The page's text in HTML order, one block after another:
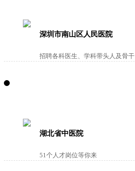
深圳市南山区人民医院
招聘各科医生、学科带头人及骨干
湖北省中医院
51个人才岗位等你来